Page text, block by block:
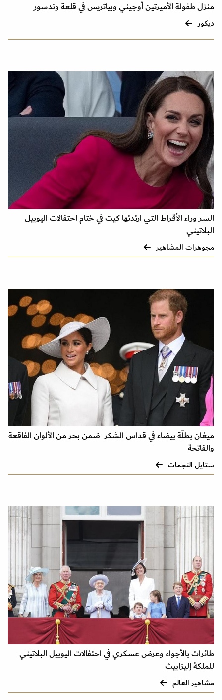
منزل طفولة الأميرتين أوجيني وبياتريس في قلعة وندسور
ديكور
السر وراء الأقراط التي ارتدتها كيت في ختام احتفالات اليوبيل
البلاتيني
مجوهرات المشاهير
ميغان بطلّة بيضاء في قداس الشكر ضمن بحر من الألوان الفاقعة
والفاتحة
ستايل النجمات
طائرات بالأجواء وعرض عسكري في احتفالات اليوبيل البلاتيني
للملكة إليزابيث
مشاهير العالم